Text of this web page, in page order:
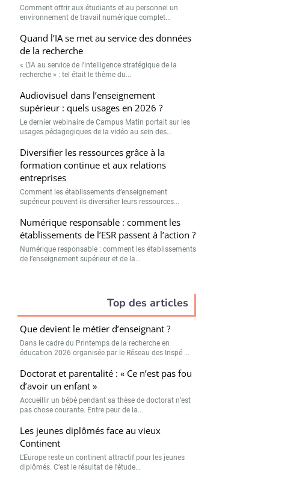
Comment offrir aux étudiants et au personnel un
environnement de travail numérique complet...
Quand l’IA se met au service des données
de la recherche
« L’IA au service de l’intelligence stratégique de la
recherche » : tel était le thème du...
Audiovisuel dans l’enseignement
supérieur : quels usages en 2026 ?
Le dernier webinaire de Campus Matin portait sur les
usages pédagogiques de la vidéo au sein des...
Diversifier les ressources grâce à la
formation continue et aux relations
entreprises
Comment les établissements d’enseignement
supérieur peuvent-ils diversifier leurs ressources...
Numérique responsable : comment les
établissements de l’ESR passent à l’action ?
Numérique responsable : comment les établissements
de l’enseignement supérieur et de la...
Top des articles
Que devient le métier d’enseignant ?
Dans le cadre du Printemps de la recherche en
éducation 2026 organisée par le Réseau des Inspé ...
Doctorat et parentalité : « Ce n’est pas fou
d’avoir un enfant »
Accueillir un bébé pendant sa thèse de doctorat n’est
pas chose courante. Entre peur de la...
Les jeunes diplômés face au vieux
Continent
L’Europe reste un continent attractif pour les jeunes
diplômés. C’est le résultat de l’étude...